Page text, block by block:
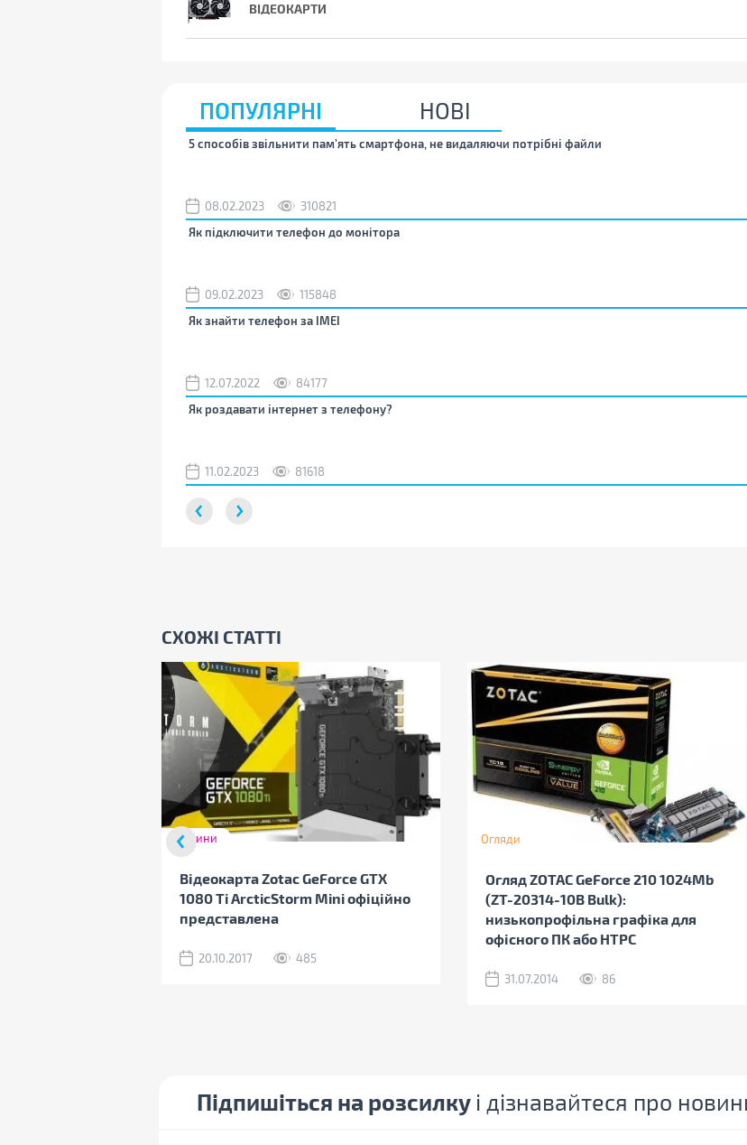
ВІДЕОКАРТИ
ПОПУЛЯРНІ НОВІ
5 способів звільнити пам’ять смартфона, не видаляючи потрібні файли
08.02.2023
310821
Як підключити телефон до монітора
09.02.2023
115848
Як знайти телефон за IMEI
12.07.2022
84177
Як роздавати інтернет з телефону?
11.02.2023 81618
СХОЖІ СТАТТІ
Новини
Відеокарта Zotac GeForce GTX
1080 Ti ArcticStorm Mini офіційно
представлена
20.10.2017 485
Огляди
Огляд ZOTAC GeForce 210 1024Mb
(ZT-20314-10B Bulk):
низькопрофільна графіка для
офісного ПК або HTPC
31.07.2014 86
Підпишіться на розсилку і дізнавайтеся про